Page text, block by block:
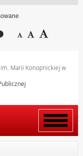
Przełącz pomiędzy
Zmniejsz
Domyślny
Marii Konopnickiej w
Włącz
menu